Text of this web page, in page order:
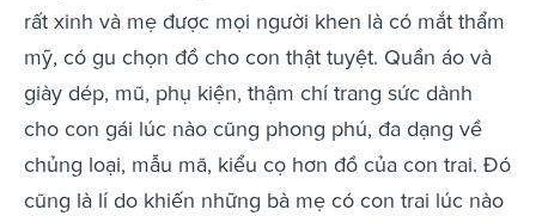
rất xinh và mẹ được mọi người khen là có mắt thẩm
mỹ, có gu chọn đồ cho con thật tuyệt. Quần áo và
giày dép, mũ, phụ kiện, thậm chí trang sức dành
cho con gái lúc nào cũng phong phú, đa dạng về
chủng loại, mẫu mã, kiểu cọ hơn đồ của con trai. Đó
cũng là lí do khiến những bà mẹ có con trai lúc nào